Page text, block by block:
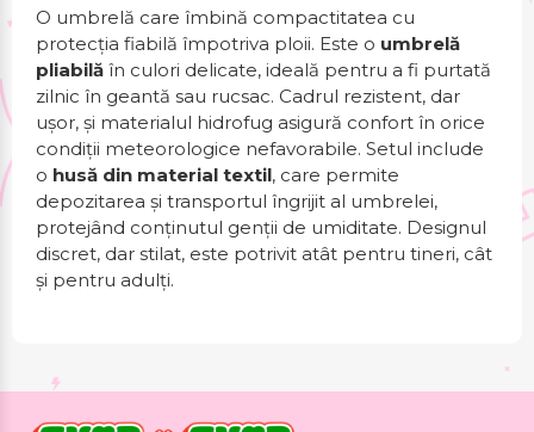
O umbrelă care îmbină compactitatea cu
protecția fiabilă împotriva ploii. Este o umbrelă
pliabilă în culori delicate, ideală pentru a fi purtată
zilnic în geantă sau rucsac. Cadrul rezistent, dar
ușor, și materialul hidrofug asigură confort în orice
condiții meteorologice nefavorabile. Setul include
o husă din material textil, care permite
depozitarea și transportul îngrijit al umbrelei,
protejând conținutul genții de umiditate. Designul
discret, dar stilat, este potrivit atât pentru tineri, cât
și pentru adulți.